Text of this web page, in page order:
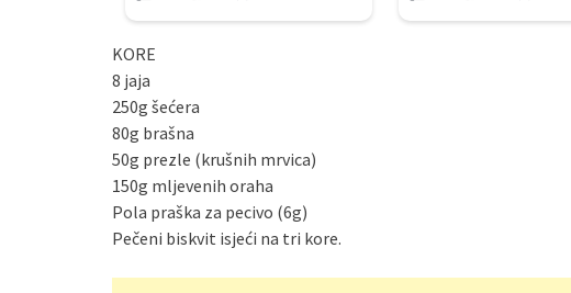
KORE
8 jaja
250g šećera
80g brašna
50g prezle (krušnih mrvica)
150g mljevenih oraha
Pola praška za pecivo (6g)
Pečeni biskvit isjeći na tri kore.